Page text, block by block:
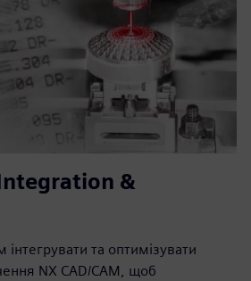
&
та оптимізувати
NX CAD/CAM, щоб